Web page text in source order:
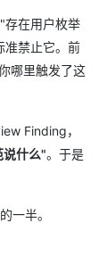
在用户枚举
禁止它。前
哪里触发了这
Finding，
什么"。于是
一半。